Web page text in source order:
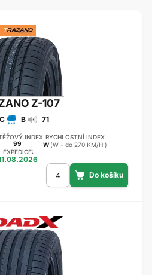
Z-107
C B 71
INDEX
99
RYCHLOSTNÍ INDEX
W (W - do 270 KM/H )
EXPEDICE: